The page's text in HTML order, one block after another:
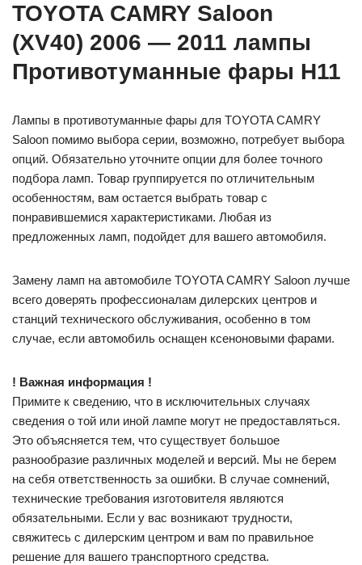
TOYOTA CAMRY Saloon
(XV40) 2006 — 2011 лампы
Противотуманные фары H11
Лампы в противотуманные фары для TOYOTA CAMRY
Saloon помимо выбора серии, возможно, потребует выбора
опций. Обязательно уточните опции для более точного
подбора ламп. Товар группируется по отличительным
особенностям, вам остается выбрать товар с
понравившемися характеристиками. Любая из
предложенных ламп, подойдет для вашего автомобиля.
Замену ламп на автомобиле TOYOTA CAMRY Saloon лучше
всего доверять профессионалам дилерских центров и
станций технического обслуживания, особенно в том
случае, если автомобиль оснащен ксеноновыми фарами.
! Важная информация !
Примите к сведению, что в исключительных случаях
сведения о той или иной лампе могут не предоставляться.
Это объясняется тем, что существует большое
разнообразие различных моделей и версий. Мы не берем
на себя ответственность за ошибки. В случае сомнений,
технические требования изготовителя являются
обязательными. Если у вас возникают трудности,
свяжитесь с дилерским центром и вам по правильное
решение для вашего транспортного средства.